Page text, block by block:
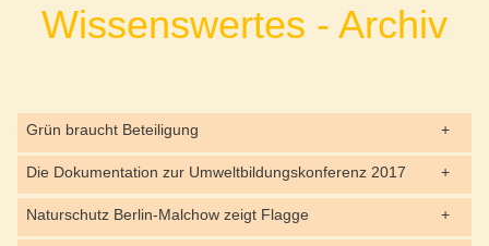
Wissenswertes - Archiv
Grün braucht Beteiligung
Die Dokumentation zur Umweltbildungskonferenz 2017
Naturschutz Berlin-Malchow zeigt Flagge